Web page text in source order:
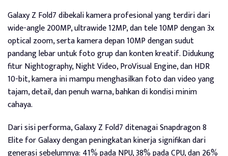
Galaxy Z Fold7 dibekali kamera profesional yang terdiri dari
wide-angle 200MP, ultrawide 12MP, dan tele 10MP dengan 3x
optical zoom, serta kamera depan 10MP dengan sudut
pandang lebar untuk foto grup dan konten kreatif. Didukung
fitur Nightography, Night Video, ProVisual Engine, dan HDR
10-bit, kamera ini mampu menghasilkan foto dan video yang
tajam, detail, dan penuh warna, bahkan di kondisi minim
cahaya.
Dari sisi performa, Galaxy Z Fold7 ditenagai Snapdragon 8
Elite for Galaxy dengan peningkatan kinerja signifikan dari
generasi sebelumnya: 41% pada NPU, 38% pada CPU, dan 26%